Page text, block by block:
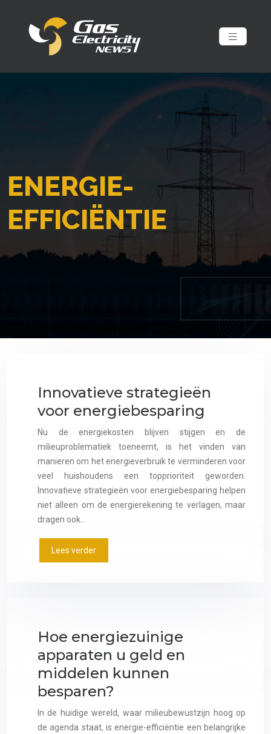
ENERGIE-
EFFICIËNTIE
Innovatieve strategieën
voor energiebesparing
Nu de energiekosten blijven stijgen en de
milieuproblematiek toeneemt, is het vinden van
manieren om het energieverbruik te verminderen voor
veel huishoudens een topprioriteit geworden.
Innovatieve strategieën voor energiebesparing helpen
niet alleen om de energierekening te verlagen, maar
dragen ook…
Lees verder
Hoe energiezuinige
apparaten u geld en
middelen kunnen
besparen?
In de huidige wereld, waar milieubewustzijn hoog op
de agenda staat, is energie-efficiëntie een belangrijke